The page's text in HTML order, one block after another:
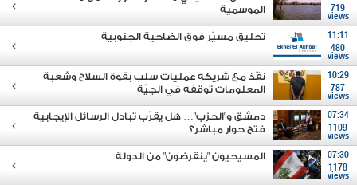
719
views
الموسمية
11:11
480
views
تحليق مسيّر فوق الضاحية الجنوبية
10:29
787
views
نفّذ مع شريكه عمليات سلب بقوة السلاح وشعبة
المعلومات توقفه في الجِيّة
07:34
1109
views
دمشق و"الحزب"… هل يقرّب تبادل الرسائل الإيجابية
فتح حوار مباشر؟
07:30
1178
views
المسيحيون "ينقرضون" من الدولة